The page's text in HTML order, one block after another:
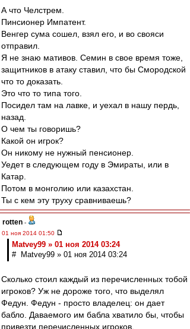
А что Челстрем.
Пинсионер Импатент.
Венгер сума сошел, взял его, и во свояси
отправил.
Я не знаю мативов. Семин в свое время тоже,
защитников в атаку ставил, что бы Смородской
что то доказать.
Это что то типа того.
Посидел там на лавке, и уехал в нашу пердь,
назад.
О чем ты говоришь?
Какой он игрок?
Он никому не нужный пенсионер.
Уедет в следующем году в Эмираты, или в
Катар.
Потом в монголию или казахстан.
Ты с кем эту труху сравниваешь?
rotten -
01 ноя 2014 01:50
Matvey99 » 01 ноя 2014 03:24
# Matvey99 » 01 ноя 2014 03:24
Сколько стоил каждый из перечисленных тобой
игроков? Уж не дороже того, что выделял
Федун. Федун - просто владелец: он дает
бабло. Даваемого им бабла хватило бы, чтобы
привезти перечисленных игроков.